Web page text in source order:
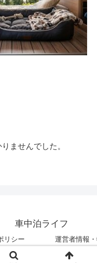
ませんでした。
車中泊ライフ
リシー 運営者情報
© 2018 車中泊ライフ.